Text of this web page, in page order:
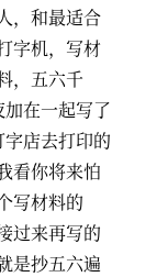
，和最适合
字机，写材
，五六千
在一起写了
店去打印的
看你将来怕
写材料的
过来再写的
是抄五六遍